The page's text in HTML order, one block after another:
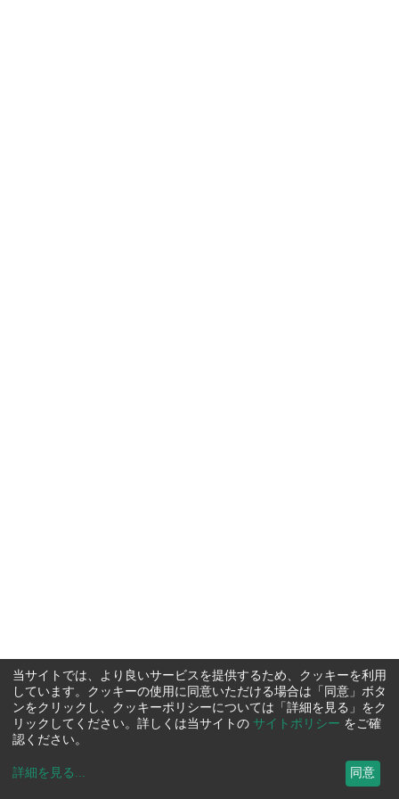
当サイトでは、より良いサービスを提供するため、クッキーを利用
しています。クッキーの使用に同意いただける場合は「同意」ボタ
ンをクリックし、クッキーポリシーについては「詳細を見る」をク
リックしてください。詳しくは当サイトの サイトポリシー をご確
認ください。
詳細を見る ... 同意